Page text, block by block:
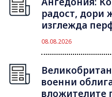
радост, дори
изглежда
08.08.2026
военни
вложителите